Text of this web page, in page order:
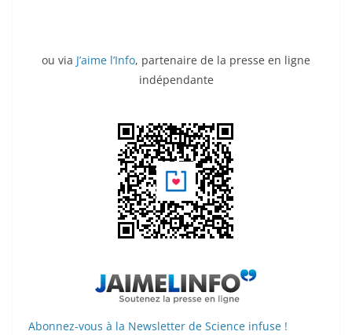
ou via J’aime l’Info, partenaire de la presse en ligne
indépendante
Abonnez-vous à la Newsletter de Science infuse !